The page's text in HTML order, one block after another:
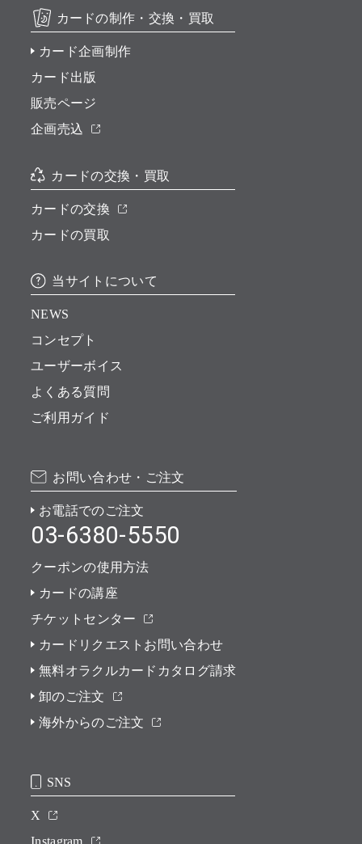
カードの制作・交換・買取
カード企画制作
カード出版
販売ページ
企画売込
カードの交換・買取
カードの交換
カードの買取
当サイトについて
NEWS
コンセプト
ユーザーボイス
よくある質問
ご利用ガイド
お問い合わせ・ご注文
お電話でのご注文
03-6380-5550
クーポンの使用方法
カードの講座
チケットセンター
カードリクエストお問い合わせ
無料オラクルカードカタログ請求
卸のご注文
海外からのご注文
SNS
X